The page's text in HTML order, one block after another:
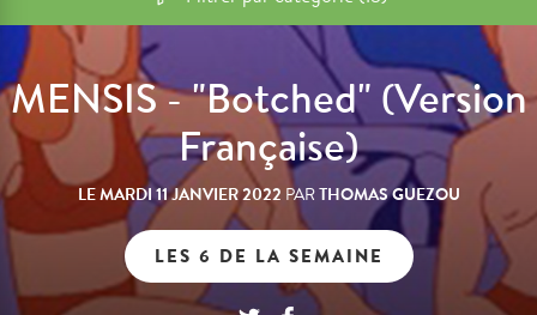
MENSIS - "Botched" (Version
Française)
LEMARDI 11 JANVIER 2022 PARTHOMAS GUEZOU
LES 6 DE LA SEMAINE